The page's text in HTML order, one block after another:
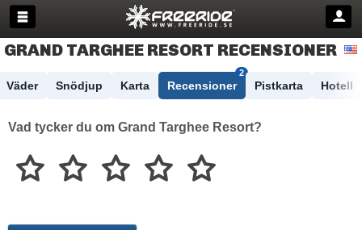
GRAND TARGHEE RESORT RECENSIONER
Väder Snödjup Karta Recensioner
2
Pistkarta Hotell
Vad tycker du om Grand Targhee Resort?